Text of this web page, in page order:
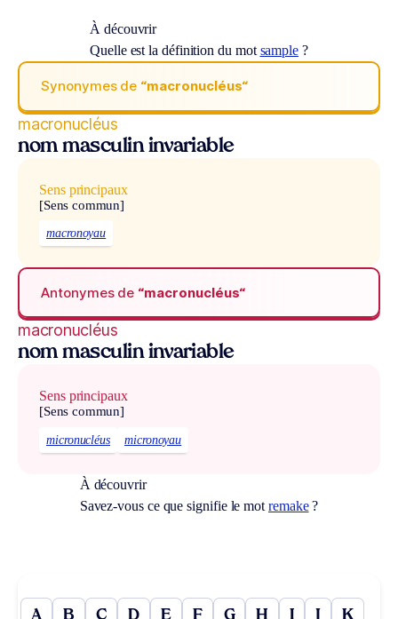
À découvrir
Quelle est la définition du mot sample ?
Synonymes de “macronucléus“
macronucléus
nom masculin invariable
Sens principaux
[Sens commun]
macronoyau
Antonymes de “macronucléus“
macronucléus
nom masculin invariable
Sens principaux
[Sens commun]
micronucléus micronoyau
À découvrir
Savez-vous ce que signifie le mot remake?